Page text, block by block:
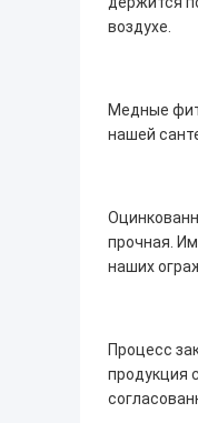
воздухе.
Медные
нашей
прочная.
наших
Процесс
продукция